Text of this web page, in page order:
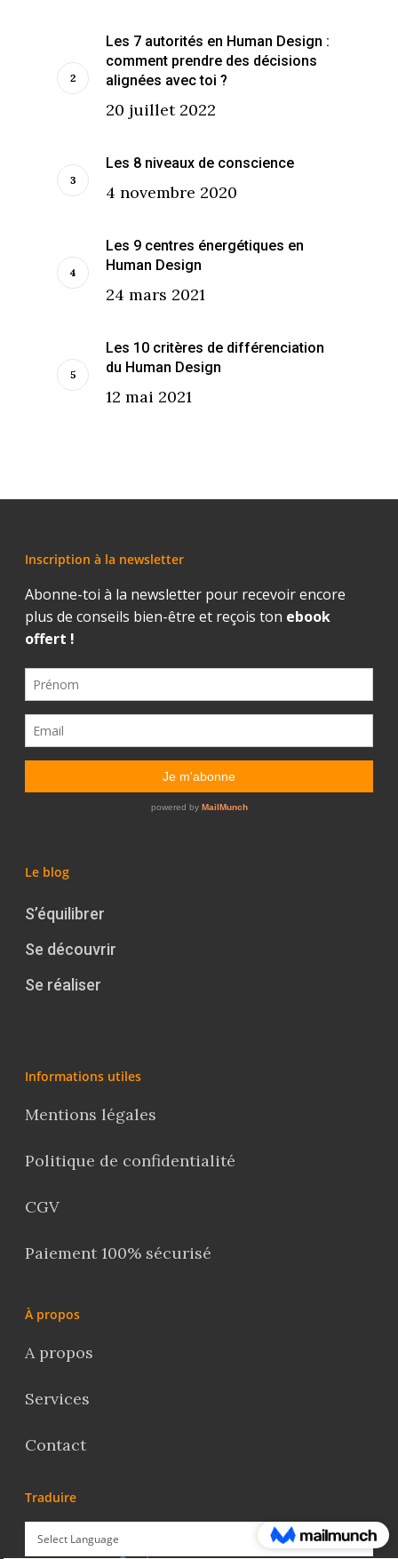
Les 7 autorités en Human Design :
comment prendre des décisions
alignées avec toi ?
20 juillet 2022
Les 8 niveaux de conscience
4 novembre 2020
Les 9 centres énergétiques en
Human Design
24 mars 2021
Les 10 critères de différenciation
du Human Design
12 mai 2021
Inscription à la newsletter
Le blog
S’équilibrer
Se découvrir
Se réaliser
Informations utiles
Mentions légales
Politique de confidentialité
CGV
Paiement 100% sécurisé
À propos
A propos
Services
Contact
Traduire